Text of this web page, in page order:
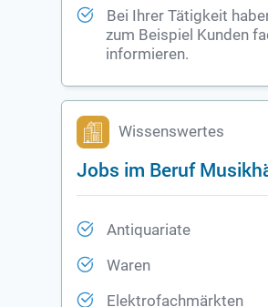
Bei Ihrer Tätigkeit
zum Beispiel Kunden
informieren.
Wissenswertes
Jobs im Beruf
Antiquariate
Waren
Elektrofachmärkten